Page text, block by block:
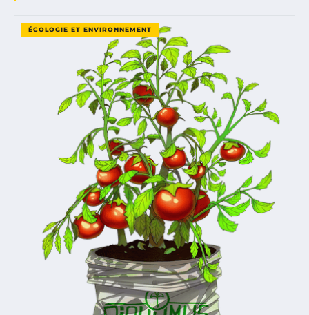
ÉCOLOGIE ET ENVIRONNEMENT